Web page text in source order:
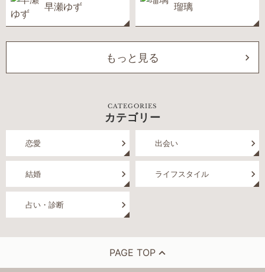
早瀬ゆず 瑠璃
もっと見る
CATEGORIES
カテゴリー
恋愛 出会い
結婚 ライフスタイル
占い・診断
PAGE TOP